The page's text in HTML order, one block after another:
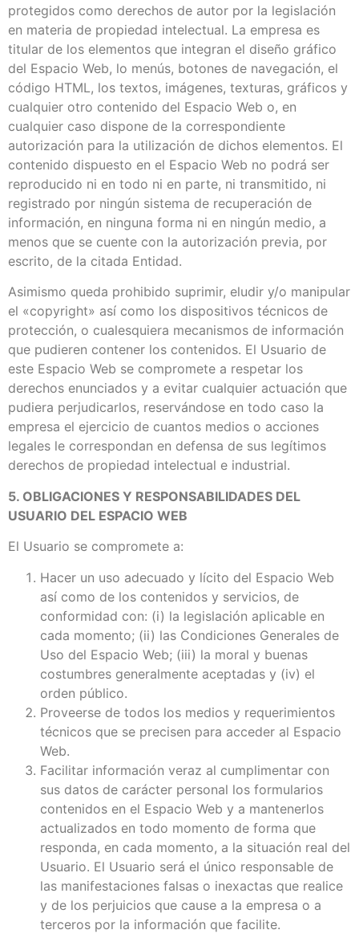
protegidos como derechos de autor por la legislación
en materia de propiedad intelectual. La empresa es
titular de los elementos que integran el diseño gráfico
del Espacio Web, lo menús, botones de navegación, el
código HTML, los textos, imágenes, texturas, gráficos y
cualquier otro contenido del Espacio Web o, en
cualquier caso dispone de la correspondiente
autorización para la utilización de dichos elementos. El
contenido dispuesto en el Espacio Web no podrá ser
reproducido ni en todo ni en parte, ni transmitido, ni
registrado por ningún sistema de recuperación de
información, en ninguna forma ni en ningún medio, a
menos que se cuente con la autorización previa, por
escrito, de la citada Entidad.
Asimismo queda prohibido suprimir, eludir y/o manipular
el «copyright» así como los dispositivos técnicos de
protección, o cualesquiera mecanismos de información
que pudieren contener los contenidos. El Usuario de
este Espacio Web se compromete a respetar los
derechos enunciados y a evitar cualquier actuación que
pudiera perjudicarlos, reservándose en todo caso la
empresa el ejercicio de cuantos medios o acciones
legales le correspondan en defensa de sus legítimos
derechos de propiedad intelectual e industrial.
5. OBLIGACIONES Y RESPONSABILIDADES DEL
USUARIO DEL ESPACIO WEB
El Usuario se compromete a:
Hacer un uso adecuado y lícito del Espacio Web
así como de los contenidos y servicios, de
conformidad con: (i) la legislación aplicable en
cada momento; (ii) las Condiciones Generales de
Uso del Espacio Web; (iii) la moral y buenas
costumbres generalmente aceptadas y (iv) el
orden público.
Proveerse de todos los medios y requerimientos
técnicos que se precisen para acceder al Espacio
Web.
Facilitar información veraz al cumplimentar con
sus datos de carácter personal los formularios
contenidos en el Espacio Web y a mantenerlos
actualizados en todo momento de forma que
responda, en cada momento, a la situación real del
Usuario. El Usuario será el único responsable de
las manifestaciones falsas o inexactas que realice
y de los perjuicios que cause a la empresa o a
terceros por la información que facilite.